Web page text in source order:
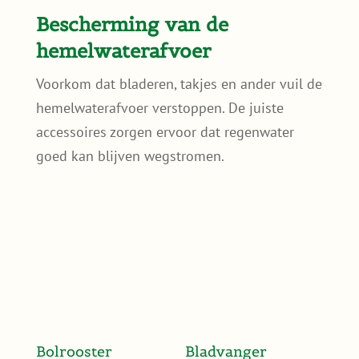
Bescherming van de
hemelwaterafvoer
Voorkom dat bladeren, takjes en ander vuil de
hemelwaterafvoer verstoppen. De juiste
accessoires zorgen ervoor dat regenwater
goed kan blijven wegstromen.
Bolrooster Bladvanger